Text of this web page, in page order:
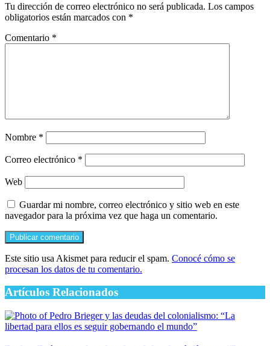
Tu dirección de correo electrónico no será publicada. Los campos
obligatorios están marcados con *
Comentario *
Nombre *
Correo electrónico *
Web
Guardar mi nombre, correo electrónico y sitio web en este
navegador para la próxima vez que haga un comentario.
Este sitio usa Akismet para reducir el spam. Conocé cómo se
procesan los datos de tu comentario.
Artículos Relacionados